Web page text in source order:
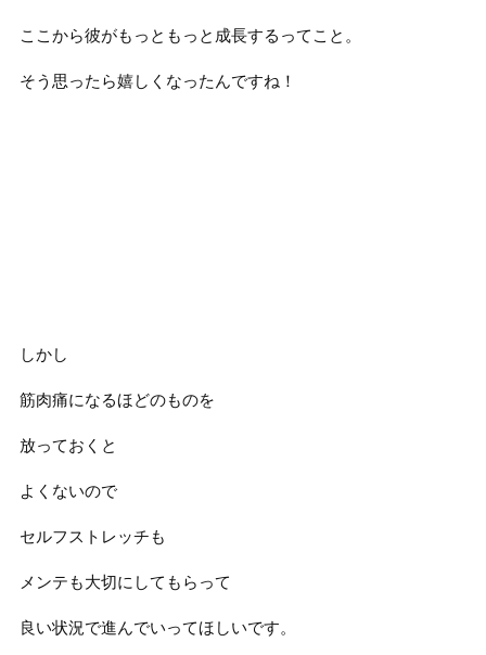
ここから彼がもっともっと成長するってこと。
そう思ったら嬉しくなったんですね！
しかし
筋肉痛になるほどのものを
放っておくと
よくないので
セルフストレッチも
メンテも大切にしてもらって
良い状況で進んでいってほしいです。